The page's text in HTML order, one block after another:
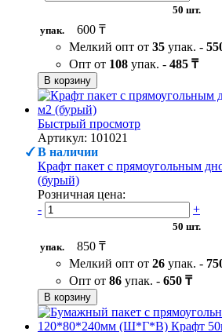
50 шт.
упак.
600 ₸
Мелкий опт от 35 упак. -
Опт от 108 упак. - 485 ₸
В корзину
Быстрый просмотр
Артикул: 101021
В наличии
Крафт пакет с прямоугольным
(бурый)
Розничная цена:
-
+
50 шт.
упак.
850 ₸
Мелкий опт от 26 упак. -
Опт от 86 упак. - 650 ₸
В корзину